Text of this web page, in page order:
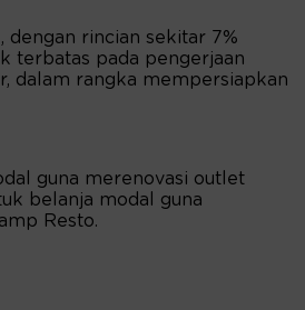
dengan rincian sekitar 7%
terbatas pada pengerjaan
dalam rangka mempersiapkan
guna merenovasi outlet
belanja modal guna
Resto.